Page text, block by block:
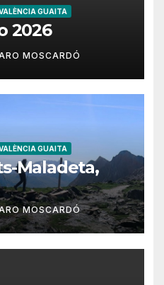
GUAITA
2026
MOSCARDÓ
GUAITA
Maladeta,
MOSCARDÓ